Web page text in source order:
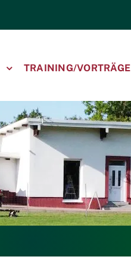
TRAINING/VORTRÄGE